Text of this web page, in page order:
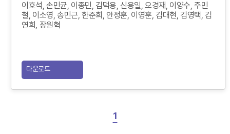
이호석, 손민균, 이종민, 김덕용, 신용일, 오경재, 이양수, 주민
철, 이소영, 송민근, 한준희, 안정훈, 이영훈, 김대현, 김영택, 김
연희, 장원혁
다운로드
1